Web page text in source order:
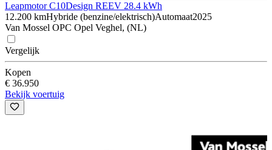
Leapmotor C10Design REEV 28.4 kWh
12.200 kmHybride (benzine/elektrisch)Automaat2025
Van Mossel OPC Opel Veghel, (NL)
Vergelijk
Kopen
€ 36.950
Bekijk voertuig